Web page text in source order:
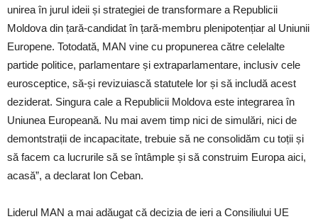
unirea în jurul ideii și strategiei de transformare a Republicii
Moldova din țară-candidat în țară-membru plenipotențiar al Uniunii
Europene. Totodată, MAN vine cu propunerea către celelalte
partide politice, parlamentare și extraparlamentare, inclusiv cele
eurosceptice, să-și revizuiască statutele lor și să includă acest
deziderat. Singura cale a Republicii Moldova este integrarea în
Uniunea Europeană. Nu mai avem timp nici de simulări, nici de
demontstrații de incapacitate, trebuie să ne consolidăm cu toții și
să facem ca lucrurile să se întâmple și să construim Europa aici,
acasă”, a declarat Ion Ceban.
Liderul MAN a mai adăugat că decizia de ieri a Consiliului UE